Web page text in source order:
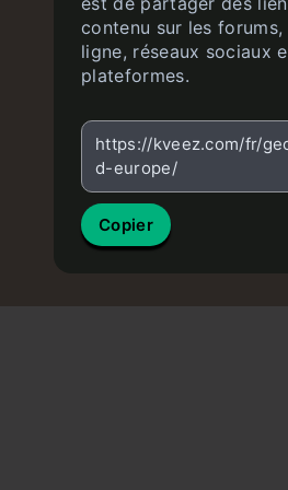
contenu sur les
ligne, réseaux sociaux
plateformes.
https://kveez.com/fr/
d-europe/
Copier